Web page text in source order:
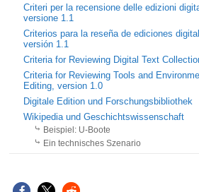
Criteri per la recensione delle edizioni
versione 1.1
Criterios para la reseña de ediciones
versión 1.1
Criteria for Reviewing Digital Text
Criteria for Reviewing Tools and
Editing, version 1.0
Digitale Edition und Forschungsbibliothek
Wikipedia und Geschichtswissenschaft
Beispiel: U-Boote
Ein technisches Szenario